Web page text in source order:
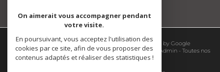
© 2026 | Tous droits réservés | Traduction powered by Google
Plan du site-Mentions légales- Nos honoraires- Liens Admin - Toutes nos
annonces-Politique RGPD
On aimerait vous accompagner pendant
votre visite.
En poursuivant, vous acceptez l'utilisation des
cookies par ce site, afin de vous proposer des
contenus adaptés et réaliser des statistiques !